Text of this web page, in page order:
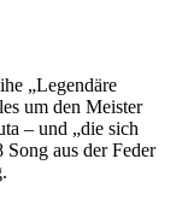
„Legendäre
um den Meister
– und „die sich
aus der Feder